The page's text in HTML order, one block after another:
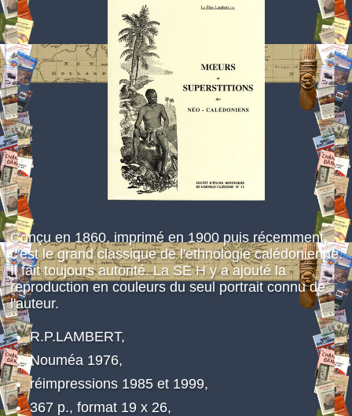
Espace réservé
Conçu en 1860, imprimé en 1900 puis récemment,
c'est le grand classique de l'ethnologie calédonienne.
Il fait toujours autorité. La SE H y a ajouté la
reproduction en couleurs du seul portrait connu de
l'auteur.
R.P.LAMBERT,
Nouméa 1976,
réimpressions 1985 et 1999,
367 p., format 19 x 26,